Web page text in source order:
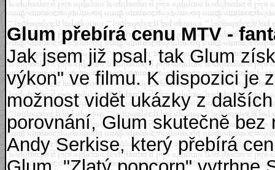
Glum přebírá cenu MTV -
Jak jsem již psal, tak Glum
výkon" ve filmu. K dispozici je
možnost vidět ukázky z
porovnání, Glum skutečně
Andy Serkise, který přebírá